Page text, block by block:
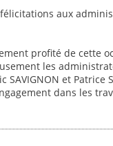
félicitations aux
profité de cette
les
SAVIGNON et Patrice
dans les